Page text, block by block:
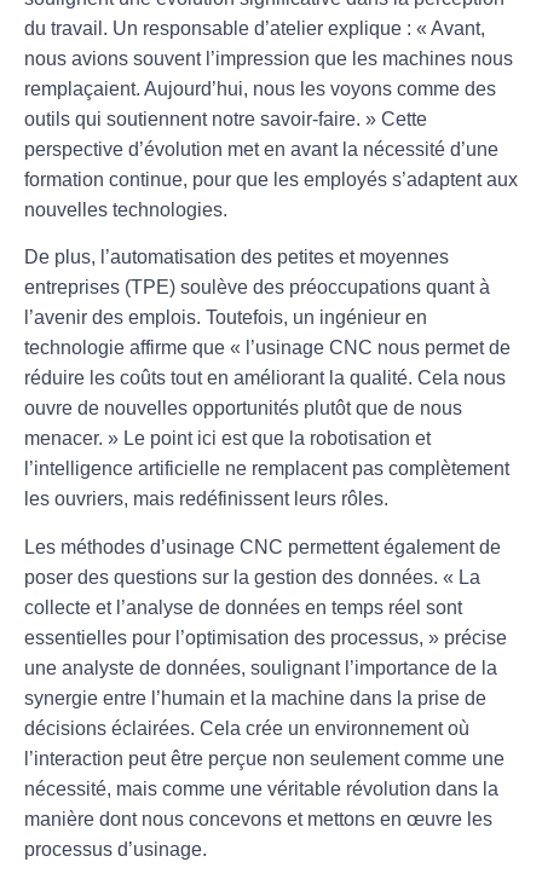
du travail. Un responsable d’atelier explique : « Avant,
nous avions souvent l’impression que les machines nous
remplaçaient. Aujourd’hui, nous les voyons comme des
outils qui soutiennent notre savoir-faire. » Cette
perspective d’évolution met en avant la nécessité d’une
formation continue, pour que les employés s’adaptent aux
nouvelles technologies.
De plus, l’automatisation des petites et moyennes
entreprises (TPE) soulève des préoccupations quant à
l’avenir des emplois. Toutefois, un ingénieur en
technologie affirme que « l’usinage CNC nous permet de
réduire les coûts tout en améliorant la qualité. Cela nous
ouvre de nouvelles opportunités plutôt que de nous
menacer. » Le point ici est que la robotisation et
l’intelligence artificielle ne remplacent pas complètement
les ouvriers, mais redéfinissent leurs rôles.
Les méthodes d’usinage CNC permettent également de
poser des questions sur la gestion des données. « La
collecte et l’analyse de données en temps réel sont
essentielles pour l’optimisation des processus, » précise
une analyste de données, soulignant l’importance de la
synergie entre l’humain et la machine dans la prise de
décisions éclairées. Cela crée un environnement où
l’interaction peut être perçue non seulement comme une
nécessité, mais comme une véritable révolution dans la
manière dont nous concevons et mettons en œuvre les
processus d’usinage.